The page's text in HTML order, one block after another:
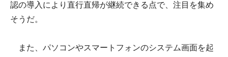
認の導入により直行直帰が継続できる点で、注目を集め
そうだ。
また、パソコンやスマートフォンのシステム画面を起